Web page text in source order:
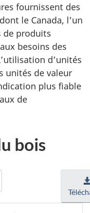
fournissent des
le Canada, l’un
de produits
besoins des
d’unités
unités de valeur
plus fiable
de
bois